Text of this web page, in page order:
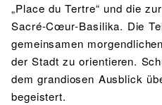
„Place du Tertre“ und die
Sacré-Cœur-Basilika. Die
gemeinsamen
der Stadt zu orientieren.
dem grandiosen Ausblick
begeistert.